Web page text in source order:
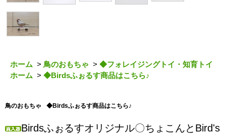
ホーム > 鳥のおもちゃ > ◆フォレイジングトイ・知育トイ
ホーム > ◆Birdsふぉるす商品はこちら♪
鳥のおもちゃ ◆Birdsふぉるす商品はこちら♪
Birdsふぉるすオリジナル〇ちょこんとBird's